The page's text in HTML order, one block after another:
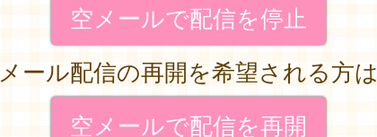
空メールで配信を停止
メール配信の再開を希望される方は
空メールで配信を再開